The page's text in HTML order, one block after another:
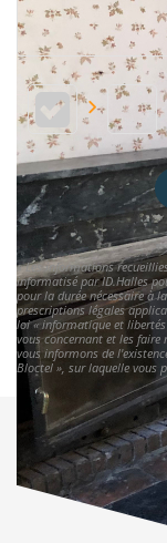
« Les informations
informatisé par ID.Halles
pour la durée nécessaire à
prescriptions légales
loi « informatique et libertés
vous concernant et les faire
vous informons de
Bloctel », sur laquelle vous